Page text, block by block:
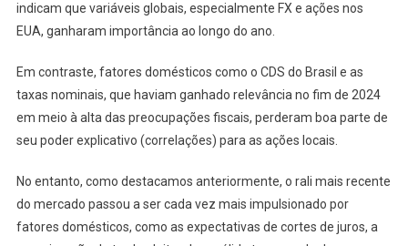
indicam que variáveis globais, especialmente FX e ações nos
EUA, ganharam importância ao longo do ano.
Em contraste, fatores domésticos como o CDS do Brasil e as
taxas nominais, que haviam ganhado relevância no fim de 2024
em meio à alta das preocupações fiscais, perderam boa parte de
seu poder explicativo (correlações) para as ações locais.
No entanto, como destacamos anteriormente, o rali mais recente
do mercado passou a ser cada vez mais impulsionado por
fatores domésticos, como as expectativas de cortes de juros, a